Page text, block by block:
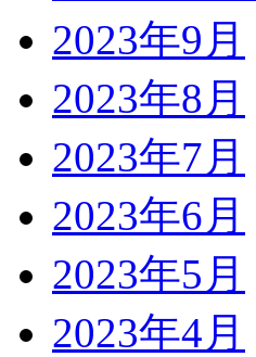
2023年9月
2023年8月
2023年7月
2023年6月
2023年5月
2023年4月